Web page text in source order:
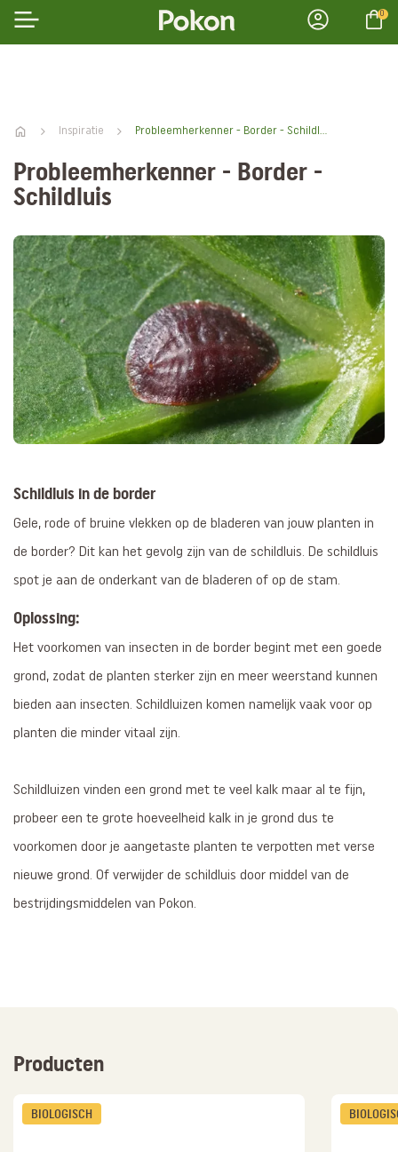
0
Inspiratie Probleemherkenner - Border - Schildluis
Probleemherkenner - Border -
Schildluis
Schildluis in de border
Gele, rode of bruine vlekken op de bladeren van jouw planten in
de border? Dit kan het gevolg zijn van de schildluis. De schildluis
spot je aan de onderkant van de bladeren of op de stam.
Oplossing:
Het voorkomen van insecten in de border begint met een goede
grond, zodat de planten sterker zijn en meer weerstand kunnen
bieden aan insecten. Schildluizen komen namelijk vaak voor op
planten die minder vitaal zijn.
Schildluizen vinden een grond met te veel kalk maar al te fijn,
probeer een te grote hoeveelheid kalk in je grond dus te
voorkomen door je aangetaste planten te verpotten met verse
nieuwe grond. Of verwijder de schildluis door middel van de
bestrijdingsmiddelen van Pokon.
Producten
BIOLOGISCH